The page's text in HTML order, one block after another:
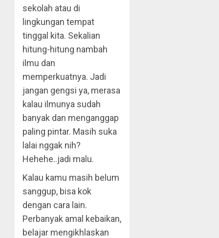
sekolah atau di
lingkungan tempat
tinggal kita. Sekalian
hitung-hitung nambah
ilmu dan
memperkuatnya. Jadi
jangan gengsi ya, merasa
kalau ilmunya sudah
banyak dan menganggap
paling pintar. Masih suka
lalai nggak nih?
Hehehe..jadi malu.
Kalau kamu masih belum
sanggup, bisa kok
dengan cara lain.
Perbanyak amal kebaikan,
belajar mengikhlaskan